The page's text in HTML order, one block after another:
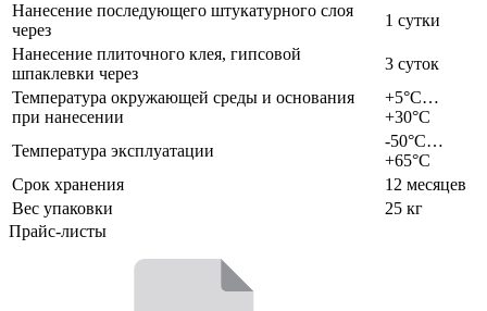
Нанесение последующего штукатурного слоя
через
1 сутки
Нанесение плиточного клея, гипсовой
шпаклевки через
3 суток
Температура окружающей среды и основания
при нанесении
+5°С…
+30°С
Температура эксплуатации
-50°С…
+65°С
Срок хранения
12 месяцев
Вес упаковки
25 кг
Прайс-листы